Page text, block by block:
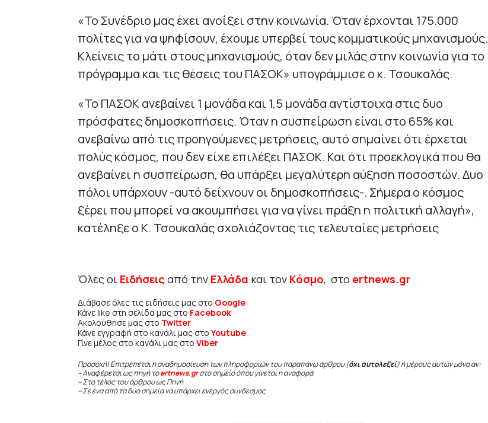
«Το Συνέδριο μας έχει ανοίξει στην κοινωνία. Όταν έρχονται 175.000
πολίτες για να ψηφίσουν, έχουμε υπερβεί τους κομματικούς μηχανισμούς.
Κλείνεις το μάτι στους μηχανισμούς, όταν δεν μιλάς στην κοινωνία για το
πρόγραμμα και τις θέσεις του ΠΑΣΟΚ» υπογράμμισε ο κ. Τσουκαλάς.
«Το ΠΑΣΟΚ ανεβαίνει 1 μονάδα και 1,5 μονάδα αντίστοιχα στις δυο
πρόσφατες δημοσκοπήσεις. Όταν η συσπείρωση είναι στο 65% και
ανεβαίνω από τις προηγούμενες μετρήσεις, αυτό σημαίνει ότι έρχεται
πολύς κόσμος, που δεν είχε επιλέξει ΠΑΣΟΚ. Και ότι προεκλογικά που θα
ανεβαίνει η συσπείρωση, θα υπάρξει μεγαλύτερη αύξηση ποσοστών. Δυο
πόλοι υπάρχουν -αυτό δείχνουν οι δημοσκοπήσεις-. Σήμερα ο κόσμος
ξέρει που μπορεί να ακουμπήσει για να γίνει πράξη η πολιτική αλλαγή»,
κατέληξε ο Κ. Τσουκαλάς σχολιάζοντας τις τελευταίες μετρήσεις
Όλες οι Ειδήσεις από την Ελλάδα και τον Κόσμο, στο ertnews.gr
Διάβασε όλες τις ειδήσεις μας στο Google
Κάνε like στη σελίδα μας στο Facebook
Ακολούθησε μας στο Twitter
Κάνε εγγραφή στο κανάλι μας στοYoutube
Γίνε μέλος στο κανάλι μας στο Viber
Προσοχή! Επιτρέπεται η αναδημοσίευση των πληροφοριών του παραπάνω άρθρου (όχι αυτολεξεί) ή μέρους αυτών μόνο αν:
– Αναφέρεται ως πηγή τοertnews.gr στο σημείο όπου γίνεται η αναφορά.
– Στο τέλος του άρθρου ως Πηγή
– Σε ένα από τα δύο σημεία να υπάρχει ενεργός σύνδεσμος